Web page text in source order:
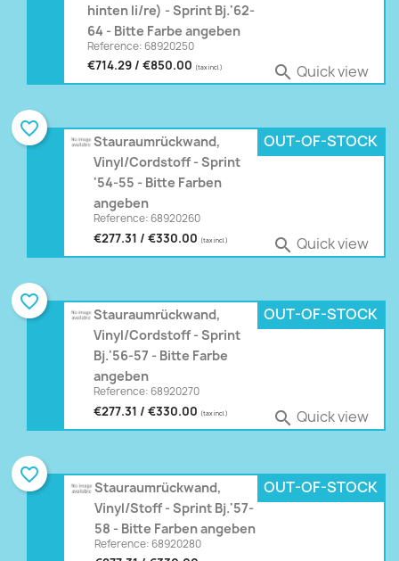
hinten li/re) - Sprint Bj.'62-
64 - Bitte Farbe angeben
Reference: 68920250
€714.29 / €850.00 (tax incl.)  Quick view
Stauraumrückwand,
Vinyl/Cordstoff - Sprint
'54-55 - Bitte Farben
angeben
Reference: 68920260
€277.31 / €330.00 (tax incl.)
OUT-OF-STOCK
 Quick view
favorite_border
Stauraumrückwand,
Vinyl/Cordstoff - Sprint
Bj.'56-57 - Bitte Farbe
angeben
Reference: 68920270
€277.31 / €330.00 (tax incl.)
OUT-OF-STOCK
 Quick view
favorite_border
Stauraumrückwand,
Vinyl/Stoff - Sprint Bj.'57-
58 - Bitte Farben angeben
Reference: 68920280
OUT-OF-STOCK
favorite_border